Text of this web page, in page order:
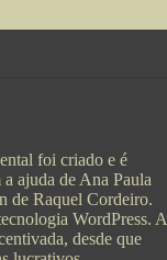
foi criado e é
ajuda de Ana Paula
de Raquel Cordeiro.
WordPress. A
desde que